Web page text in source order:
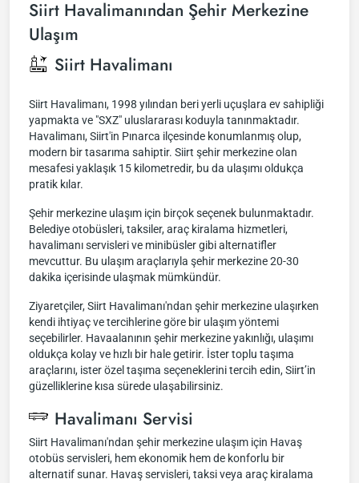
Siirt Havalimanından Şehir Merkezine
Ulaşım
Siirt Havalimanı
Siirt Havalimanı, 1998 yılından beri yerli uçuşlara ev sahipliği
yapmakta ve "SXZ" uluslararası koduyla tanınmaktadır.
Havalimanı, Siirt'in Pınarca ilçesinde konumlanmış olup,
modern bir tasarıma sahiptir. Siirt şehir merkezine olan
mesafesi yaklaşık 15 kilometredir, bu da ulaşımı oldukça
pratik kılar.
Şehir merkezine ulaşım için birçok seçenek bulunmaktadır.
Belediye otobüsleri, taksiler, araç kiralama hizmetleri,
havalimanı servisleri ve minibüsler gibi alternatifler
mevcuttur. Bu ulaşım araçlarıyla şehir merkezine 20-30
dakika içerisinde ulaşmak mümkündür.
Ziyaretçiler, Siirt Havalimanı'ndan şehir merkezine ulaşırken
kendi ihtiyaç ve tercihlerine göre bir ulaşım yöntemi
seçebilirler. Havaalanının şehir merkezine yakınlığı, ulaşımı
oldukça kolay ve hızlı bir hale getirir. İster toplu taşıma
araçlarını, ister özel taşıma seçeneklerini tercih edin, Siirt’in
güzelliklerine kısa sürede ulaşabilirsiniz.
Havalimanı Servisi
Siirt Havalimanı'ndan şehir merkezine ulaşım için Havaş
otobüs servisleri, hem ekonomik hem de konforlu bir
alternatif sunar. Havaş servisleri, taksi veya araç kiralama